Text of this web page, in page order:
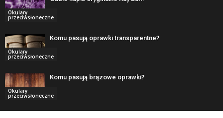
Okulary
przeciwsłoneczne
Okulary
przeciwsłoneczne
Komu pasują oprawki transparentne?
Okulary
przeciwsłoneczne
Komu pasują brązowe oprawki?